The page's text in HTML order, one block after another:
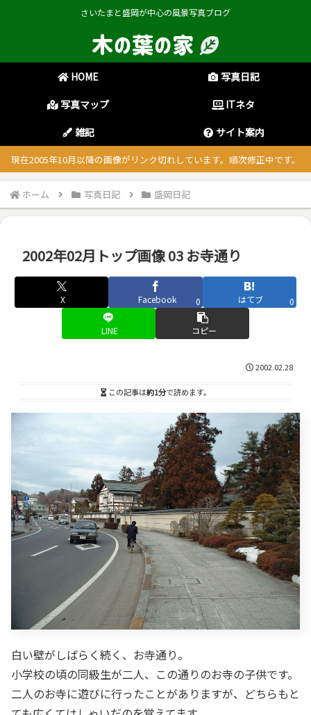
さいたまと盛岡が中心の風景写真ブログ
HOME
写真日記
写真マップ
ITネタ
雑記
サイト案内
現在2005年10月以降の画像がリンク切れしています。順次修正中です。
ホーム 写真日記 盛岡日記
2002年02月トップ画像 03 お寺通り
X Facebook 0 はてブ 0
LINE コピー
2002.02.28
この記事は約1分で読めます。
白い壁がしばらく続く、お寺通り。
小学校の頃の同級生が二人、この通りのお寺の子供です。
二人のお寺に遊びに行ったことがありますが、どちらもと